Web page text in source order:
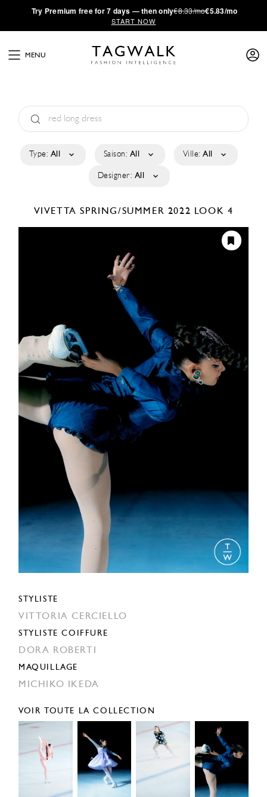
·Try Premium free for 7 days — then only€8.33/mo€5.83/mo
START NOW
MENU
Type: All Saison: All Ville: All
Designer: All
VIVETTASPRING/SUMMER 2022 LOOK 4
STYLISTE
VITTORIA CERCIELLO
STYLISTE COIFFURE
DORA ROBERTI
MAQUILLAGE
MICHIKO IKEDA
VOIR TOUTE LA COLLECTION